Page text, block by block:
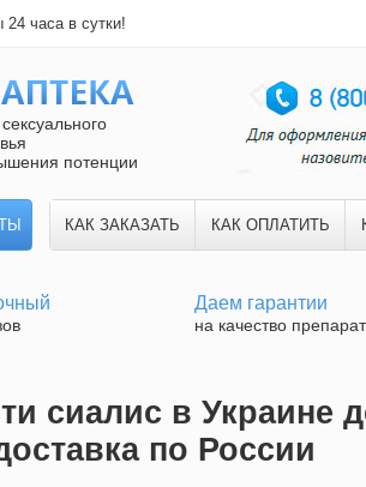
часа в сутки!
потенции
КАК ЗАКАЗАТЬ КАК ОПЛАТИТЬ
Даем гарантии
на качество
сиалис в Украине
по России